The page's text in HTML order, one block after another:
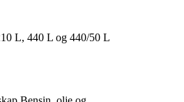
L, 440 L og 440/50 L